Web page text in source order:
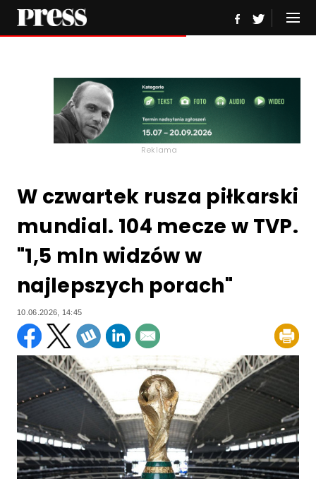
Reklama
W czwartek rusza piłkarski
mundial. 104 mecze w TVP.
"1,5 mln widzów w
najlepszych porach"
10.06.2026, 14:45